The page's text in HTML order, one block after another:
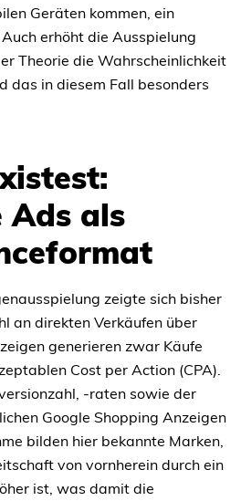
Geräten kommen, ein
erhöht die Ausspielung
Theorie die Wahrscheinlichkeit
das in diesem Fall besonders
Ads als
zeigte sich bisher
an direkten Verkäufen über
generieren zwar Käufe
Cost per Action (CPA).
-raten sowie der
Google Shopping Anzeigen
bilden hier bekannte Marken,
von vornherein durch ein
ist, was damit die